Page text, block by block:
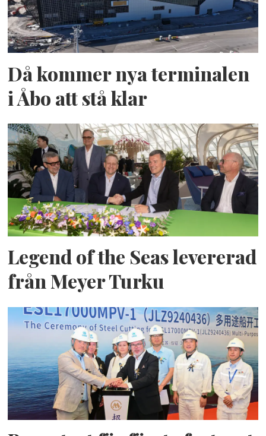
Då kommer nya terminalen
i Åbo att stå klar
Legend of the Seas levererad
från Meyer Turku